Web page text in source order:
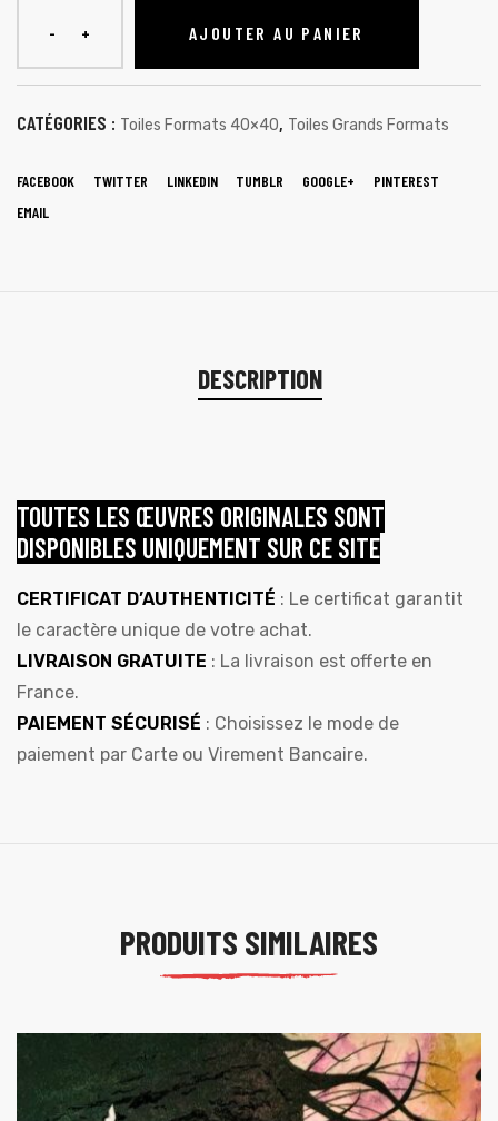
AJOUTER AU PANIER
CATÉGORIES : Toiles Formats 40×40, Toiles Grands Formats
FACEBOOK TWITTER LINKEDIN TUMBLR GOOGLE+
PINTEREST
EMAIL
DESCRIPTION
TOUTES LES ŒUVRES ORIGINALES SONT
DISPONIBLES UNIQUEMENT SUR CE SITE
CERTIFICAT D’AUTHENTICITÉ : Le certificat garantit
le caractère unique de votre achat.
LIVRAISON GRATUITE : La livraison est offerte en
France.
PAIEMENT SÉCURISÉ : Choisissez le mode de
paiement par Carte ou Virement Bancaire.
PRODUITS SIMILAIRES